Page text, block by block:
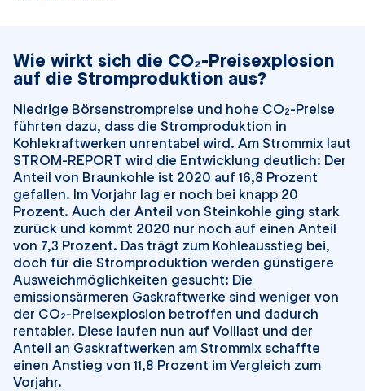
Wie wirkt sich die CO₂-Preisexplosion
auf die Stromproduktion aus?
Niedrige Börsenstrompreise und hohe CO2-Preise
führten dazu, dass die Stromproduktion in
Kohlekraftwerken unrentabel wird. Am Strommix laut
STROM-REPORT wird die Entwicklung deutlich: Der
Anteil von Braunkohle ist 2020 auf 16,8 Prozent
gefallen. Im Vorjahr lag er noch bei knapp 20
Prozent. Auch der Anteil von Steinkohle ging stark
zurück und kommt 2020 nur noch auf einen Anteil
von 7,3 Prozent. Das trägt zum Kohleausstieg bei,
doch für die Stromproduktion werden günstigere
Ausweichmöglichkeiten gesucht: Die
emissionsärmeren Gaskraftwerke sind weniger von
der CO2-Preisexplosion betroffen und dadurch
rentabler. Diese laufen nun auf Volllast und der
Anteil an Gaskraftwerken am Strommix schaffte
einen Anstieg von 11,8 Prozent im Vergleich zum
Vorjahr.